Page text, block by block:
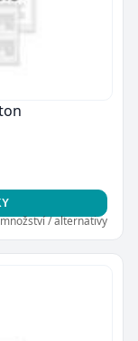
/ alternativy